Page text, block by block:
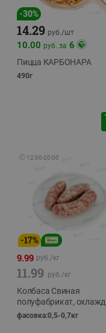
-30%
14.29 руб./шт
10.00 руб. за 6
Пицца КАРБОНАРА
490г
🕘 12:00-20:00
-17%
9.99 руб./кг
11.99 руб./кг
Колбаса Свиная
полуфабрикат, охлажд
фасовка:0,5-0,7кг